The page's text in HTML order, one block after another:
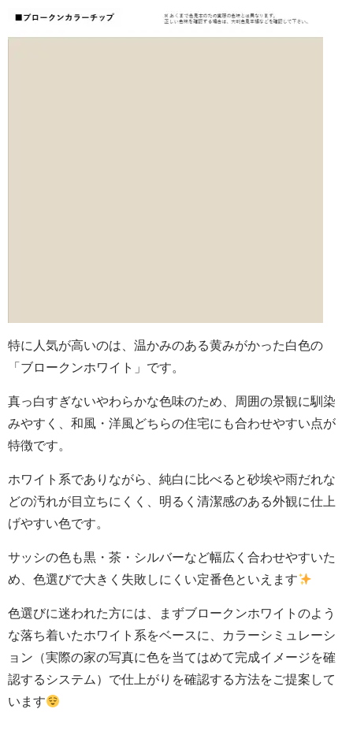
特に人気が高いのは、温かみのある黄みがかった白色の
「ブロークンホワイト」です。
真っ白すぎないやわらかな色味のため、周囲の景観に馴染
みやすく、和風・洋風どちらの住宅にも合わせやすい点が
特徴です。
ホワイト系でありながら、純白に比べると砂埃や雨だれな
どの汚れが目立ちにくく、明るく清潔感のある外観に仕上
げやすい色です。
サッシの色も黒・茶・シルバーなど幅広く合わせやすいた
め、色選びで大きく失敗しにくい定番色といえます
色選びに迷われた方には、まずブロークンホワイトのよう
な落ち着いたホワイト系をベースに、カラーシミュレーシ
ョン（実際の家の写真に色を当てはめて完成イメージを確
認するシステム）で仕上がりを確認する方法をご提案して
います